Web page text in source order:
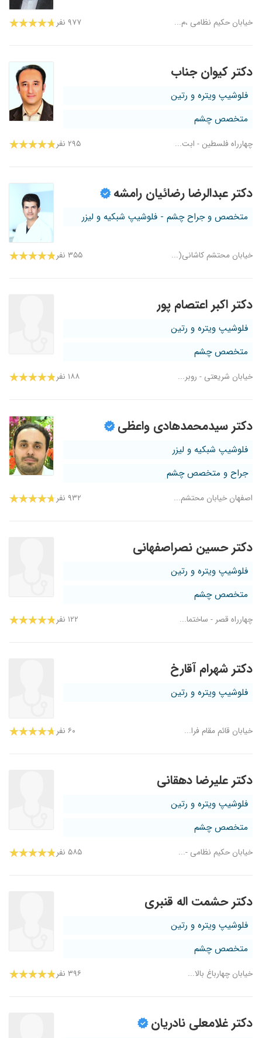
خیابان حکیم نظامی ،م... ۹۷۷ نفر
دکتر کیوان جناب
فلوشیپ ویتره و رتین
متخصص چشم
چهارراه فلسطین - ابت... ۲۹۵ نفر
دکتر عبدالرضا رضائیان رامشه
متخصص و جراح چشم - فلوشیپ شبکیه و لیزر
خیابان محتشم کاشانی(... ۳۵۵ نفر
دکتر اکبر اعتصام پور
فلوشیپ ویتره و رتین
متخصص چشم
خیابان شریعتی - روبر... ۱۸۸ نفر
دکتر سیدمحمدهادی واعظی
فلوشیپ شبکیه و لیزر
جراح و متخصص چشم
اصفهان خیابان محتشم... ۹۳۲ نفر
دکتر حسین نصراصفهانی
فلوشیپ ویتره و رتین
متخصص چشم
چهارراه قصر - ساختما... ۱۲۲ نفر
دکتر شهرام آقارخ
فلوشیپ ویتره و رتین
خیابان قائم مقام فرا... ۶۰ نفر
دکتر علیرضا دهقانی
فلوشیپ ویتره و رتین
متخصص چشم
خیابان حکیم نظامی -... ۵۸۵ نفر
دکتر حشمت اله قنبری
فلوشیپ ویتره و رتین
متخصص چشم
خیابان چهارباغ بالا... ۳۹۶ نفر
دکتر غلامعلی نادریان